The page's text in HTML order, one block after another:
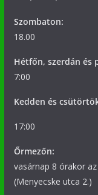
Szombaton:
18.00
Hétfőn, szerdán és
7:00
Kedden és
17:00
Őrmezőn:
vasárnap 8 órakor
(Menyecske utca 2.)